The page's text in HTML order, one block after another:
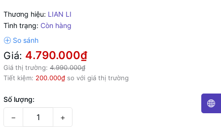
Thương hiệu: LIAN LI
Tình trạng: Còn hàng
Giá: 4.790.000₫
Giá thị trường: 4.990.000₫
Tiết kiệm: 200.000₫ so với giá thị trường
Số lượng:
− +